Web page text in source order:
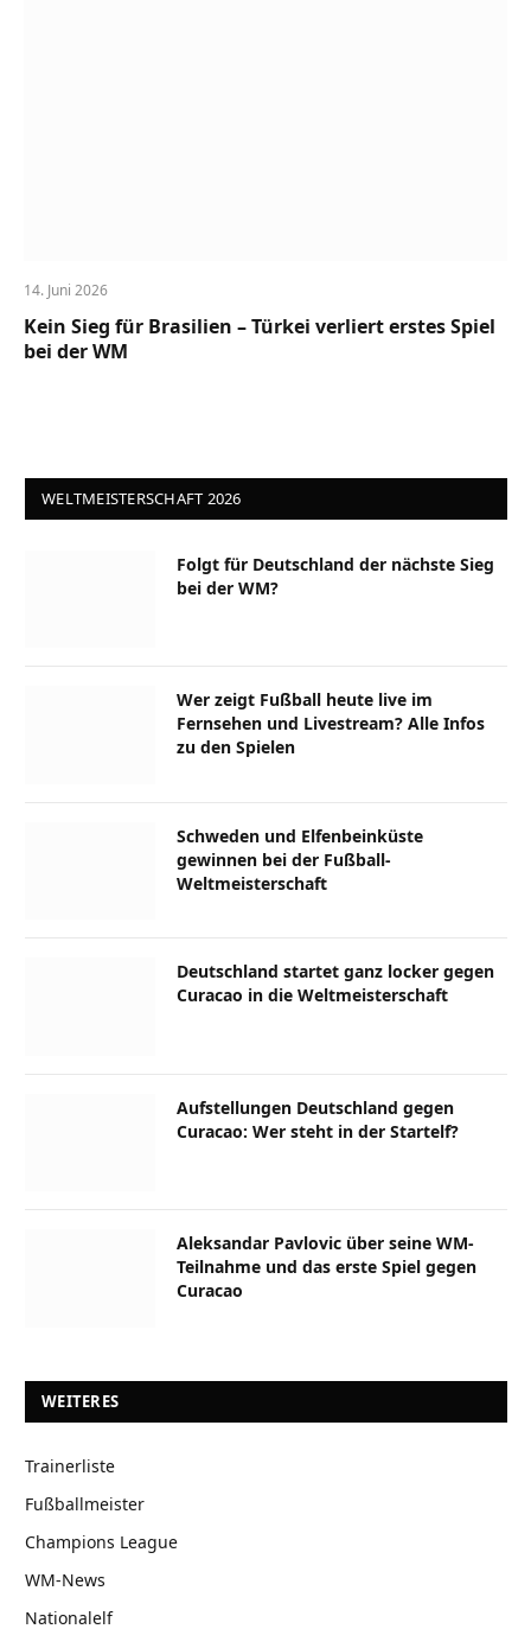
14. Juni 2026
Kein Sieg für Brasilien – Türkei verliert erstes Spiel
bei der WM
WELTMEISTERSCHAFT 2026
Folgt für Deutschland der nächste Sieg
bei der WM?
Wer zeigt Fußball heute live im
Fernsehen und Livestream? Alle Infos
zu den Spielen
Schweden und Elfenbeinküste
gewinnen bei der Fußball-
Weltmeisterschaft
Deutschland startet ganz locker gegen
Curacao in die Weltmeisterschaft
Aufstellungen Deutschland gegen
Curacao: Wer steht in der Startelf?
Aleksandar Pavlovic über seine WM-
Teilnahme und das erste Spiel gegen
Curacao
WEITERES
Trainerliste
Fußballmeister
Champions League
WM-News
Nationalelf